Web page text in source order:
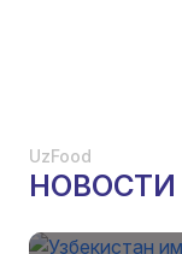
UzFood
НОВОСТИ